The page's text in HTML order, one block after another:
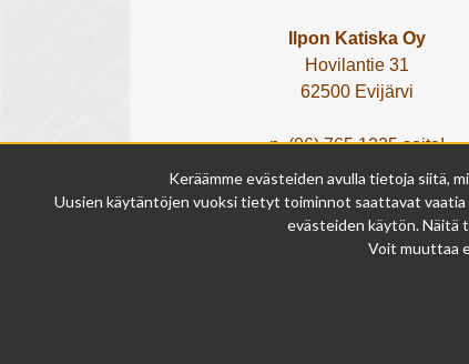
Ilpon Katiska Oy
Hovilantie 31
62500 Evijärvi
p. (06) 765 1225 soita!
tai lähetä What's App viesti!
info@ilponkatiska.fi
y-tunnus: 2404114-9
Keräämme evästeiden avulla tietoja siitä,
Uusien käytäntöjen vuoksi tietyt toiminnot saattavat
evästeiden käytön. Näitä
Voit muuttaa